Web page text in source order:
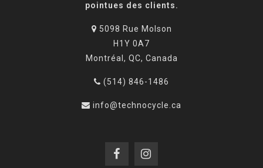
pointues des clients.
5098 Rue Molson
H1Y 0A7
Montréal, QC, Canada
(514) 846-1486
info@technocycle.ca